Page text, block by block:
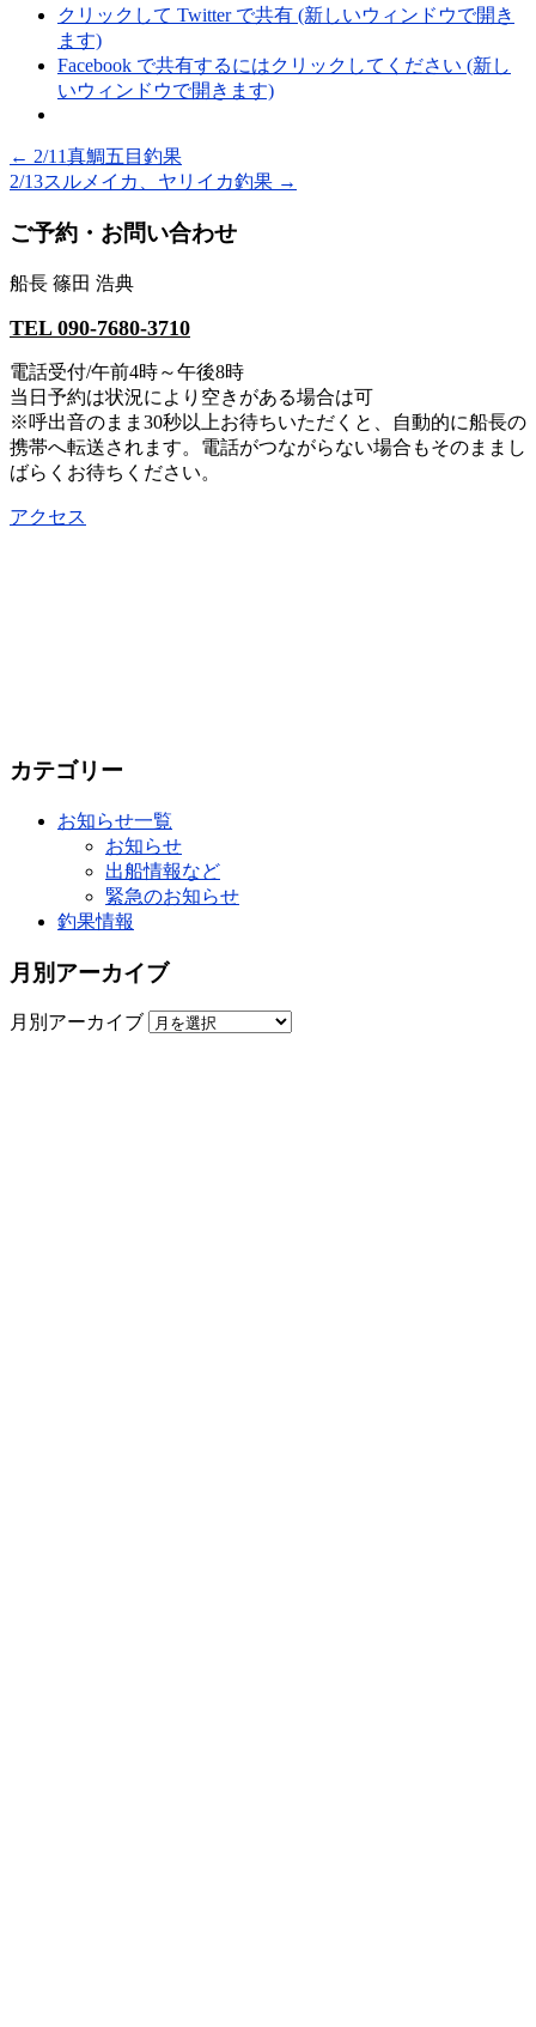
クリックして Twitter で共有 (新しいウィンドウで開き
ます)
Facebook で共有するにはクリックしてください (新し
いウィンドウで開きます)
← 2/11真鯛五目釣果
2/13スルメイカ、ヤリイカ釣果 →
ご予約・お問い合わせ
船長 篠田 浩典
TEL 090-7680-3710
電話受付/午前4時～午後8時
当日予約は状況により空きがある場合は可
※呼出音のまま30秒以上お待ちいただくと、自動的に船長の
携帯へ転送されます。電話がつながらない場合もそのままし
ばらくお待ちください。
アクセス
カテゴリー
お知らせ一覧
お知らせ
出船情報など
緊急のお知らせ
釣果情報
月別アーカイブ
月別アーカイブ